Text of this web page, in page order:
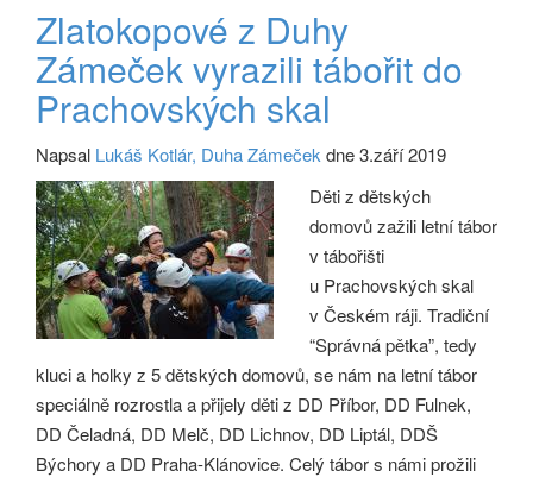
Zlatokopové z Duhy
Zámeček vyrazili tábořit do
Prachovských skal
Napsal Lukáš Kotlár, Duha Zámeček dne 3.září 2019
Děti z dětských
domovů zažili letní tábor
v tábořišti
u Prachovských skal
v Českém ráji. Tradiční
“Správná pětka”, tedy
kluci a holky z 5 dětských domovů, se nám na letní tábor
speciálně rozrostla a přijely děti z DD Příbor, DD Fulnek,
DD Čeladná, DD Melč, DD Lichnov, DD Liptál, DDŠ
Býchory a DD Praha-Klánovice. Celý tábor s námi prožili